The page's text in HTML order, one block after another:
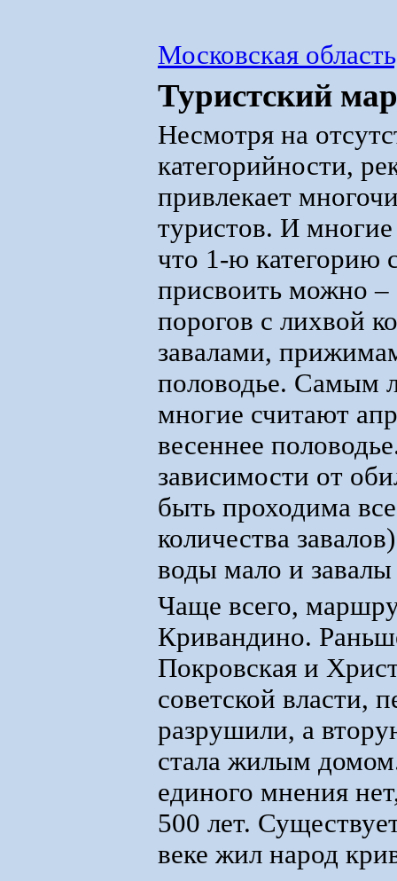
Московская
Туристский
Несмотря на
категорийности,
привлекает
туристов. И
что 1-ю категорию
присвоить можно –
порогов с лихвой
завалами,
половодье. Самым
многие считают
весеннее
зависимости от
быть проходима
количества
воды мало и
Чаще всего,
Кривандино.
Покровская и
советской власти,
разрушили, а
стала жилым
единого мнения
500 лет.
веке жил народ